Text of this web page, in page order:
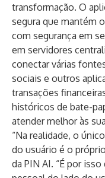
transformação. O
segura que mantém
com segurança em
em servidores
conectar várias
sociais e outros
transações
históricos de bate-
atender melhor às
“Na realidade, o
do usuário é o
da PIN AI. “É por